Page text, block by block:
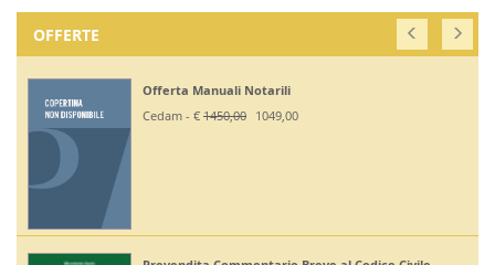
OFFERTE
Offerta Manuali Notarili
Cedam - €1450,00 1049,00